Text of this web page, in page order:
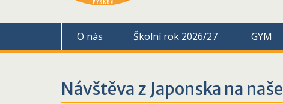
O nás Školní rok 2026/27 GYM
Návštěva z Japonska na